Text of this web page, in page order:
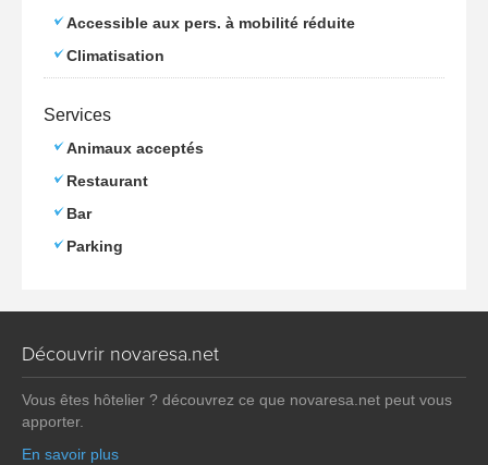
Accessible aux pers. à mobilité réduite
Climatisation
Services
Animaux acceptés
Restaurant
Bar
Parking
Découvrir novaresa.net
Vous êtes hôtelier ? découvrez ce que novaresa.net peut vous
apporter.
En savoir plus